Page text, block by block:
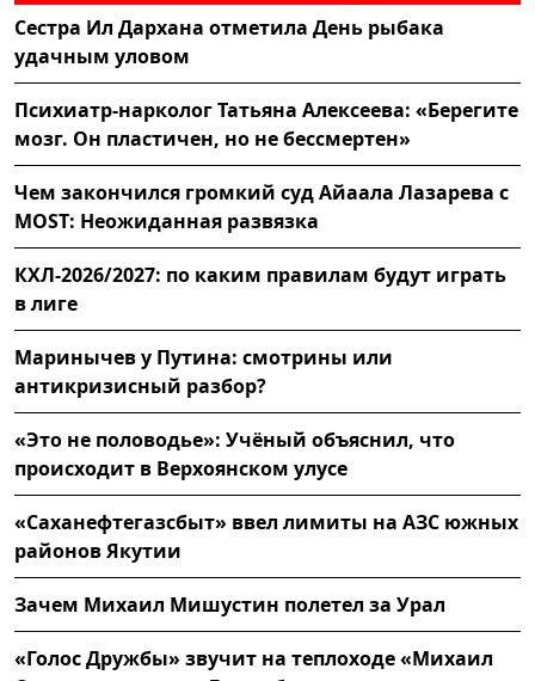
Сестра Ил Дархана отметила День рыбака
удачным уловом
Психиатр-нарколог Татьяна Алексеева: «Берегите
мозг. Он пластичен, но не бессмертен»
Чем закончился громкий суд Айаала Лазарева с
MOST: Неожиданная развязка
КХЛ-2026/2027: по каким правилам будут играть
в лиге
Маринычев у Путина: смотрины или
антикризисный разбор?
«Это не половодье»: Учёный объяснил, что
происходит в Верхоянском улусе
«Саханефтегазсбыт» ввел лимиты на АЗС южных
районов Якутии
Зачем Михаил Мишустин полетел за Урал
«Голос Дружбы» звучит на теплоходе «Михаил